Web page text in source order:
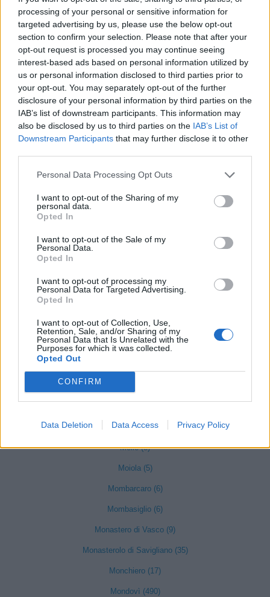
processing of your personal or sensitive information for
targeted advertising by us, please use the below opt-out
section to confirm your selection. Please note that after your
opt-out request is processed you may continue seeing
interest-based ads based on personal information utilized by
us or personal information disclosed to third parties prior to
your opt-out. You may separately opt-out of the further
disclosure of your personal information by third parties on the
IAB’s list of downstream participants. This information may
also be disclosed by us to third parties on the IAB’s List of
Downstream Participants that may further disclose it to other
Personal Data Processing Opt Outs
I want to opt-out of the Sharing of my
personal data.
Opted In
I want to opt-out of the Sale of my
Personal Data.
Opted In
I want to opt-out of processing my
Personal Data for Targeted Advertising.
Opted In
I want to opt-out of Collection, Use,
Retention, Sale, and/or Sharing of my
Personal Data that Is Unrelated with the
Purposes for which it was collected.
Opted Out
CONFIRM
Data Deletion Data Access Privacy Policy
Grinzane Cavour (34)
Guarene (95)
Igliano (2)
Lagnasco (77)
La Morra (122)
Lequio Tanaro (26)
Lequio Berria (10)
Levice (2)
Limone Piemonte (53)
Macra (1)
Magliano Alfieri (21)
Manta (55)
Marene (74)
Martiniana Po (1)
Melle (8)
Moiola (5)
Mombarcaro (6)
Mombasiglio (6)
Monastero di Vasco (9)
Monasterolo di Savigliano (35)
Monchiero (17)
Mondovì (490)